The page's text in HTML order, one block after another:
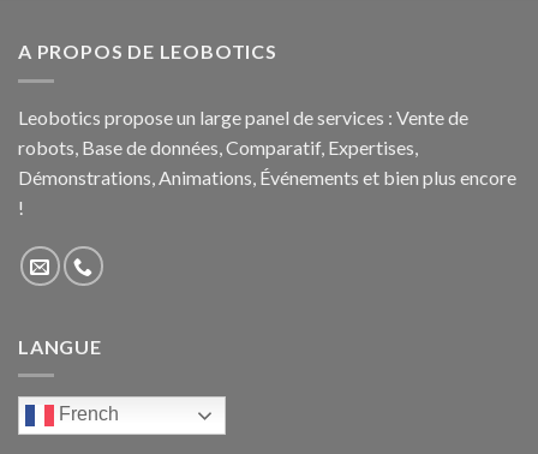
A PROPOS DE LEOBOTICS
Leobotics propose un large panel de services : Vente de
robots, Base de données, Comparatif, Expertises,
Démonstrations, Animations, Événements et bien plus encore
!
LANGUE
French